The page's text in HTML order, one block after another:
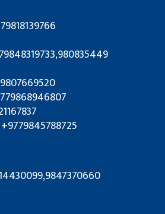
+9779845788725